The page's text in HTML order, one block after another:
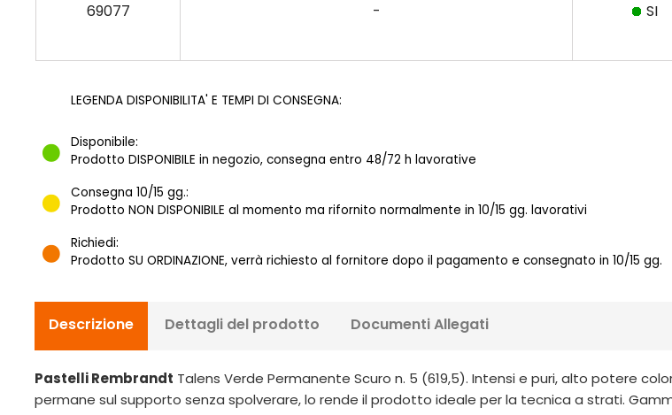
69077
- SI
LEGENDA DISPONIBILITA' E TEMPI DI CONSEGNA:
Disponibile:
Prodotto DISPONIBILE in negozio, consegna entro 48/72 h lavorative
Consegna 10/15 gg.:
Prodotto NON DISPONIBILE al momento ma rifornito normalmente in 10/15 gg. lavorativi
Richiedi:
Prodotto SU ORDINAZIONE, verrà richiesto al fornitore dopo il pagamento e consegnato in 10/15 gg.
Descrizione Dettagli del prodotto Documenti Allegati
Pastelli Rembrandt Talens Verde Permanente Scuro n. 5 (619,5). Intensi e puri, alto potere
permane sul supporto senza spolverare, lo rende il prodotto ideale per la tecnica a strati.